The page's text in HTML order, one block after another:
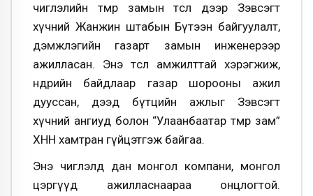
чиглэлийн төмөр замын төсөл дээр Зэвсэгт
хүчний Жанжин штабын Бүтээн байгуулалт,
дэмжлэгийн газарт замын инженерээр
ажилласан. Энэ төсөл амжилттай хэрэгжиж,
өнөөдрийн байдлаар газар шорооны ажил
дууссан, дээд бүтцийн ажлыг Зэвсэгт
хүчний ангиуд болон “Улаанбаатар төмөр зам”
ХНН хамтран гүйцэтгэж байгаа.
Энэ чиглэлд дан монгол компани, монгол
цэргүүд ажилласнаараа онцлогтой.